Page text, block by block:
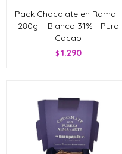
Pack Chocolate en Rama -
280g. - Blanco 31% - Puro
Cacao
$ 1.290